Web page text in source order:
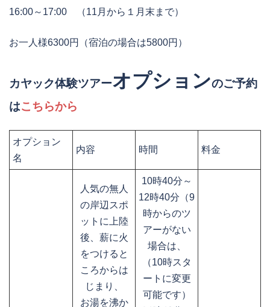
16:00～17:00 （11月から１月末まで）
お一人様6300円（宿泊の場合は5800円）
カヤック体験ツアーオプションのご予約
はこちらから
オプション
名
内容 時間 料金
人気の無人
の岸辺スポ
ットに上陸
後、薪に火
をつけると
ころからは
じまり、
お湯を沸か
10時40分～
12時40分（9
時からのツ
アーがない
場合は、
（10時スタ
ートに変更
可能です）